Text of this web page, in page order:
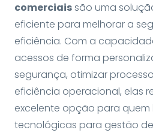
comerciaissão uma
eficiente para melhorar a
eficiência. Com a
acessos de forma
segurança, otimizar
eficiência operacional, elas
excelente opção para
tecnológicas para gestão